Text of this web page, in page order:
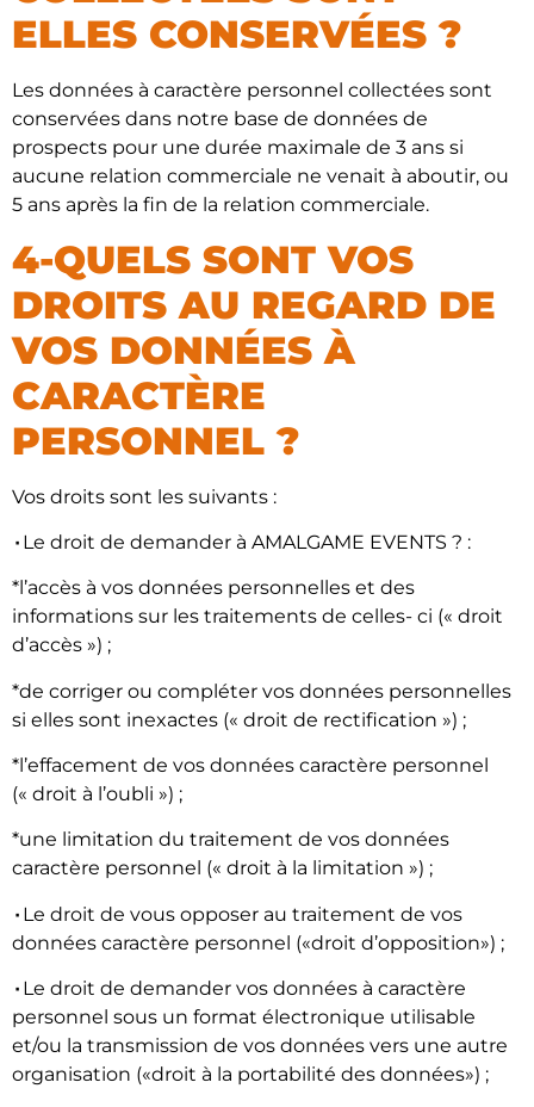
ELLES CONSERVÉES ?
Les données à caractère personnel collectées sont
conservées dans notre base de données de
prospects pour une durée maximale de 3 ans si
aucune relation commerciale ne venait à aboutir, ou
5 ans après la fin de la relation commerciale.
4-QUELS SONT VOS
DROITS AU REGARD DE
VOS DONNÉES À
CARACTÈRE
PERSONNEL ?
Vos droits sont les suivants :
۰ Le droit de demander à AMALGAME EVENTS ? :
*l’accès à vos données personnelles et des
informations sur les traitements de celles- ci (« droit
d’accès ») ;
*de corriger ou compléter vos données personnelles
si elles sont inexactes (« droit de rectification ») ;
*l’effacement de vos données caractère personnel
(« droit à l’oubli ») ;
*une limitation du traitement de vos données
caractère personnel (« droit à la limitation ») ;
۰ Le droit de vous opposer au traitement de vos
données caractère personnel («droit d’opposition») ;
۰ Le droit de demander vos données à caractère
personnel sous un format électronique utilisable
et/ou la transmission de vos données vers une autre
organisation («droit à la portabilité des données») ;